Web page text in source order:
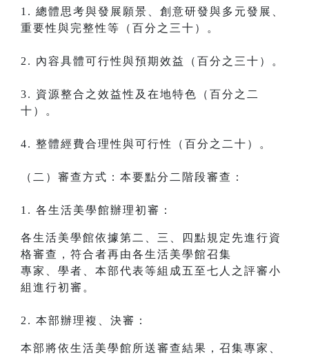
1. 總體思考與發展願景、創意研發與多元發展、
重要性與完整性等（百分之三十）。
2. 內容具體可行性與預期效益（百分之三十）。
3. 資源整合之效益性及在地特色（百分之二
十）。
4. 整體經費合理性與可行性（百分之二十）。
（二）審查方式：本要點分二階段審查：
1. 各生活美學館辦理初審：
各生活美學館依據第二、三、四點規定先進行資
格審查，符合者再由各生活美學館召集
專家、學者、本部代表等組成五至七人之評審小
組進行初審。
2. 本部辦理複、決審：
本部將依生活美學館所送審查結果，召集專家、